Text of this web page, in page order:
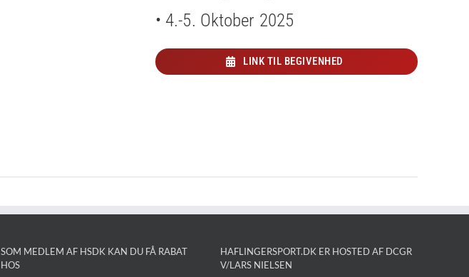
• 4.-5. Oktober 2025
LINK TIL BEGIVENHED
SOM MEDLEM AF HSDK KAN DU FÅ RABAT
HOS
HAFLINGERSPORT.DK ER HOSTED AF DCGR
V/LARS NIELSEN